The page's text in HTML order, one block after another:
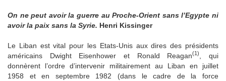
On ne peut avoir la guerre au Proche-Orient sans l’Egypte ni
avoir la paix sans la Syrie. Henri Kissinger
Le Liban est vital pour les Etats-Unis aux dires des présidents
américains Dwight Eisenhower et Ronald Reagan(1)
, qui
donnèrent l’ordre d’intervenir militairement au Liban en juillet
1958 et en septembre 1982 (dans le cadre de la force